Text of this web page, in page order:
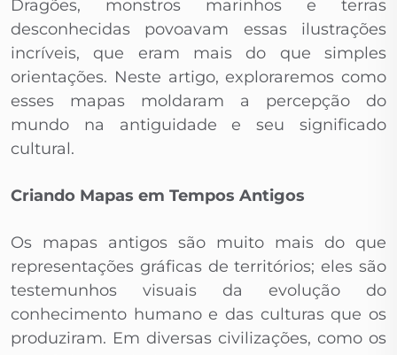
Dragões, monstros marinhos e terras
desconhecidas povoavam essas ilustrações
incríveis, que eram mais do que simples
orientações. Neste artigo, exploraremos como
esses mapas moldaram a percepção do
mundo na antiguidade e seu significado
cultural.
Criando Mapas em Tempos Antigos
Os mapas antigos são muito mais do que
representações gráficas de territórios; eles são
testemunhos visuais da evolução do
conhecimento humano e das culturas que os
produziram. Em diversas civilizações, como os